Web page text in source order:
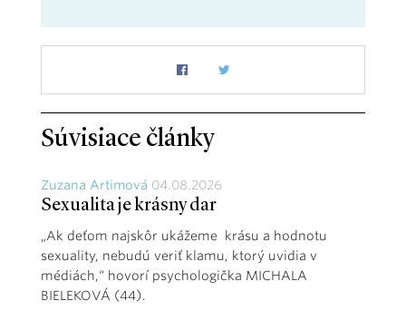
Súvisiace články
Zuzana Artimová 04.08.2026
Sexualita je krásny dar
„Ak deťom najskôr ukážeme krásu a hodnotu
sexuality, nebudú veriť klamu, ktorý uvidia v
médiách,“ hovorí psychologička MICHALA
BIELEKOVÁ (44).